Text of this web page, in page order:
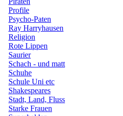
Profile
Psycho-Paten
Ray Harryhausen
Religion
Rote Lippen
Saurier
Schach - und matt
Schuhe
Schule Uni etc
Shakespeares
Stadt, Land, Fluss
Starke Frauen